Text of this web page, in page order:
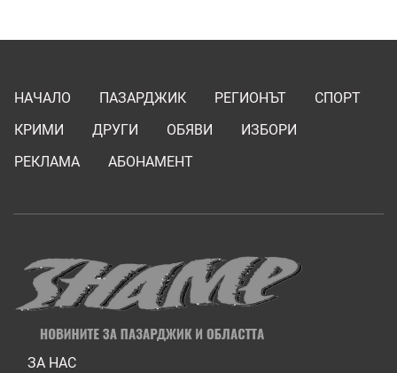
НАЧАЛО ПАЗАРДЖИК РЕГИОНЪТ
СПОРТ
КРИМИ
ДРУГИ ОБЯВИ
ИЗБОРИ
РЕКЛАМА
АБОНАМЕНТ
ЗА НАС